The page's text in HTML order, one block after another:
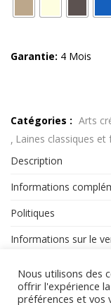
Garantie: 4 Mois
Catégories : Arts
Laines classiques et
Description
Informations
Politiques
Informations sur le
Politique de garantie
Nous utilisons des
offrir l'expérience
préférences et vos